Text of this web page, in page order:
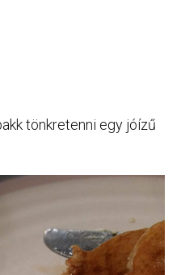
tönkretenni egy jóízű